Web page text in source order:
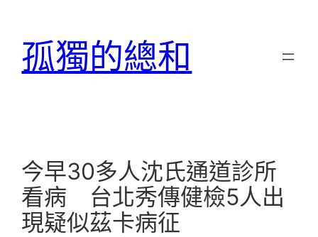
孤獨的總和
今早30多人沈氏通道診所
看病 台北秀傳健檢5人出
現疑似茲卡病征